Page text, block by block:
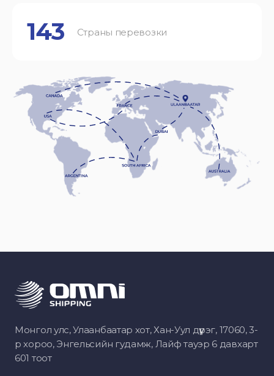
143 Страны перевозки
Монгол улс, Улаанбаатар хот, Хан-Уул дүүрэг, 17060, 3-
р хороо, Энгельсийн гудамж, Лайф тауэр 6 давхарт
601 тоот